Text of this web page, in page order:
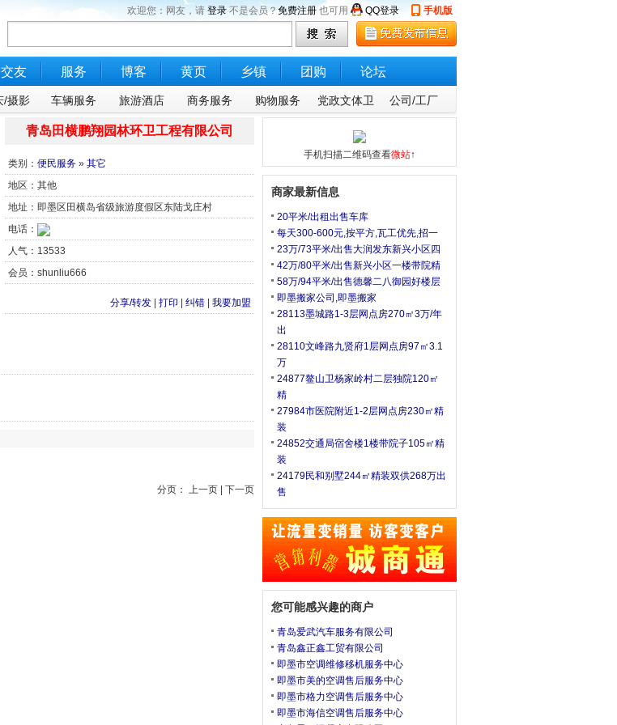
欢迎您：网友，请 登录 不是会员？免费注册 也可用 QQ登录 手机版
交友 服务 博客 黄页 乡镇 团购 论坛
/摄影 车辆服务 旅游酒店 商务服务 购物服务 党政文体卫 公司/工厂
青岛田横鹏翔园林环卫工程有限公司
类别： 便民服务 » 其它
地区：其他
地址：即墨区田横岛省级旅游度假区东陆戈庄村
电话：
人气：13533
会员：shunliu666
分享/转发 打印 纠错 我要加盟
分页： 上一页 | 下一页
手机扫描二维码查看微站↑
商家最新信息
20平米/出租出售车库
每天300-600元,按平方,瓦工优先,招一
23万/73平米/出售大润发东新兴小区四
42万/80平米/出售新兴小区一楼带院精
58万/94平米/出售德馨二八御园好楼层
即墨搬家公司,即墨搬家
28113墨城路1-3层网点房270㎡3万/年
出
28110文峰路九贤府1层网点房97㎡3.1
万
24877鳌山卫杨家岭村二层独院120㎡
精
27984市医院附近1-2层网点房230㎡精
装
24852交通局宿舍楼1楼带院子105㎡精
装
24179民和别墅244㎡精装双供268万出
售
您可能感兴趣的商户
青岛爱武汽车服务有限公司
青岛鑫正鑫工贸有限公司
即墨市空调维修移机服务中心
即墨市美的空调售后服务中心
即墨市格力空调售后服务中心
即墨市海信空调售后服务中心